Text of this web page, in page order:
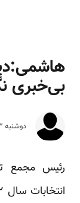
بی‌خبری
دوشنبه ۱۳ مرداد ۱۳۹۳
رئیس مجمع